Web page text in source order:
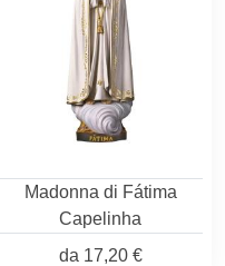
Madonna di Fátima
Capelinha
da 17,20 €